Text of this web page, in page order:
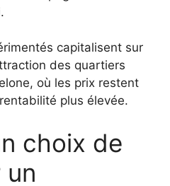
capitalisent sur
des quartiers
où les prix restent
plus élevée.